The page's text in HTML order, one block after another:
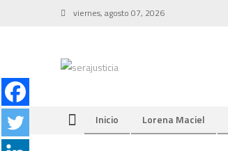
viernes, agosto 07, 2026
Inicio Lorena Maciel